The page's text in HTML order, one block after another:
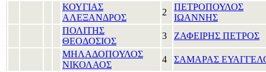
ΚΟΥΓΙΑΣ
ΑΛΕΞΑΝΔΡΟΣ
2
ΠΕΤΡΟΠΟΥΛΟΣ
ΙΩΑΝΝΗΣ
ΠΟΛΙΤΗΣ
ΘΕΟΔΟΣΙΟΣ
3
ΖΑΦΕΙΡΗΣ ΠΕΤΡΟΣ
ΜΗΛΑΔΟΠΟΥΛΟΣ
ΝΙΚΟΛΑΟΣ
4
ΣΑΜΑΡΑΣ